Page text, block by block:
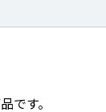
です。